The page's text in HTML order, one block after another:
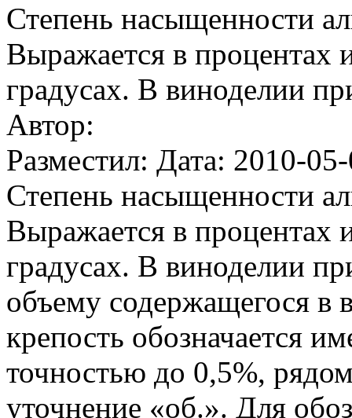
Степень насыщенности
Выражается в процентах
градусах. В виноделии
Автор:
Разместил: Дата: 2010-
Степень насыщенности
Выражается в процентах
градусах. В виноделии
объему содержащегося в
крепость обозначается
точностью до 0,5%,
уточнение «об.». Для